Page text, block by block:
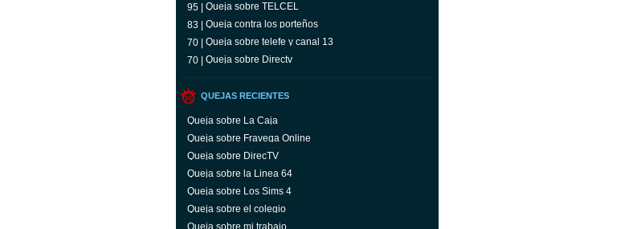
95 | Queja sobre TELCEL
83 | Queja contra los porteños
70 | Queja sobre telefe y canal 13
70 | Queja sobre Directv
QUEJAS RECIENTES
Queja sobre La Caja
Queja sobre Fravega Online
Queja sobre DirecTV
Queja sobre la Linea 64
Queja sobre Los Sims 4
Queja sobre el colegio
Queja sobre mi trabajo